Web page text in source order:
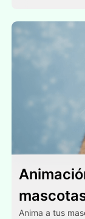
Anima a tus